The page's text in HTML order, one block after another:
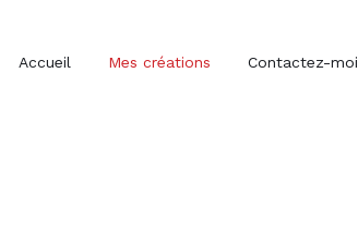
Accueil Mes créations Contactez-moi